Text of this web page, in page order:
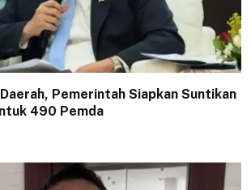
Pemerintah Siapkan Suntikan
490 Pemda